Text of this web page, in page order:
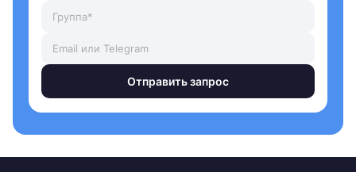
Отправить запрос